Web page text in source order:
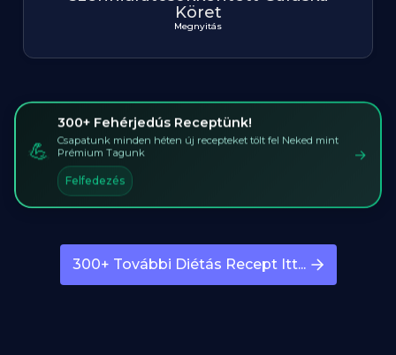
Köret
Megnyitás
💪
300+ Fehérjedús Receptünk!
Csapatunk minden héten új recepteket tölt fel Neked mint
Prémium Tagunk
Felfedezés
→
300+ További Diétás Recept Itt...